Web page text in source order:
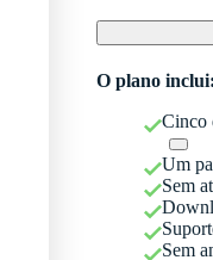
O plano inclui:
Cinco
Um
Sem
Sem